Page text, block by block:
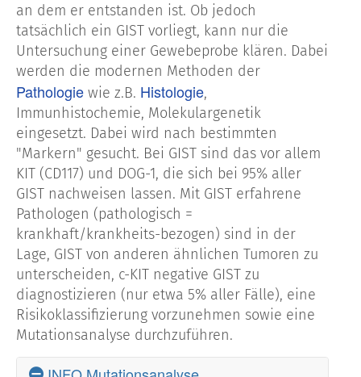
an dem er entstanden ist. Ob jedoch
tatsächlich ein GIST vorliegt, kann nur die
Untersuchung einer Gewebeprobe klären. Dabei
werden die modernen Methoden der
Pathologie wie z.B. Histologie,
Immunhistochemie, Molekulargenetik
eingesetzt. Dabei wird nach bestimmten
"Markern" gesucht. Bei GIST sind das vor allem
KIT (CD117) und DOG-1, die sich bei 95% aller
GIST nachweisen lassen. Mit GIST erfahrene
Pathologen (pathologisch =
krankhaft/krankheits-bezogen) sind in der
Lage, GIST von anderen ähnlichen Tumoren zu
unterscheiden, c-KIT negative GIST zu
diagnostizieren (nur etwa 5% aller Fälle), eine
Risikoklassifizierung vorzunehmen sowie eine
Mutationsanalyse durchzuführen.